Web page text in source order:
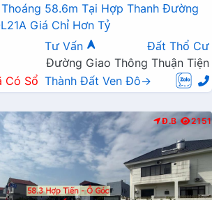
58.6m Tại Hợp Thanh Đường
Giá Chỉ Hơn Tỷ
Tư Vấn
Đất Thổ Cư
Đường Giao Thông Thuận Tiện
Có Sổ Thành Đất Ven Đô→
Đ.B 2151